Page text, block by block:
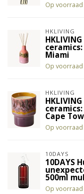
Op voorraad
HKLIVING
Miami
Op voorraad
HKLIVING
Cape
Op voorraad
10DAYS
10DAYS
500ml
Op voorraad